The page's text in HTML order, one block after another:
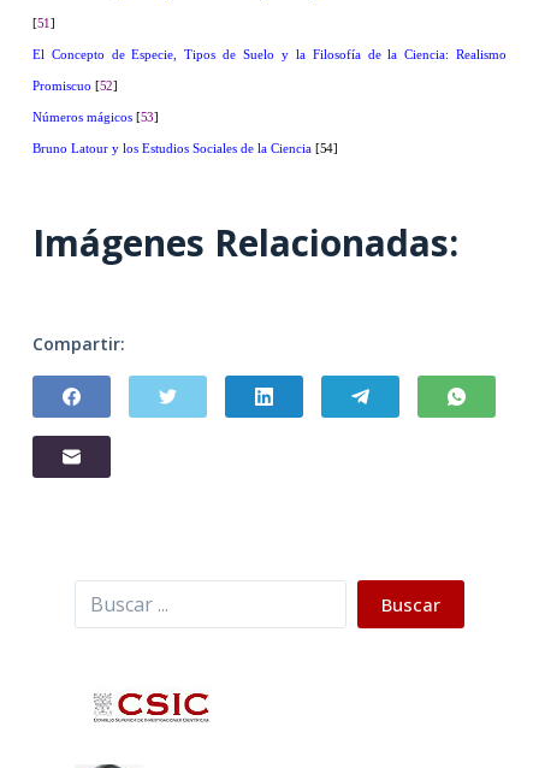
[51]
El Concepto de Especie, Tipos de Suelo y la Filosofía de la Ciencia: Realismo
Promiscuo [52]
Números mágicos [53]
Bruno Latour y los Estudios Sociales de la Ciencia [54]
Imágenes Relacionadas:
Compartir:
Buscar Buscar